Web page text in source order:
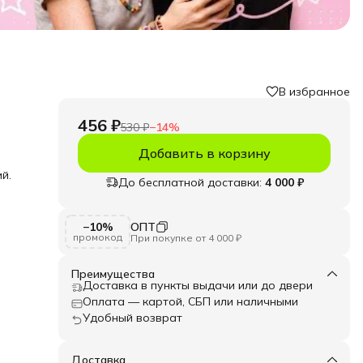
В избранное
456 ₽530 ₽−14%
Добавить в корзину
До бесплатной доставки: 4 000 ₽
−10%
промокод
ОПТ
При покупке от 4 000 ₽
Преимущества
Доставка в пункты выдачи или до двери
Оплата — картой, СБП или наличными
Удобный возврат
Доставка